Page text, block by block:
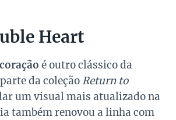
Heart
é outro clássico da
da coleção Return to
um visual mais atualizado na
também renovou a linha com